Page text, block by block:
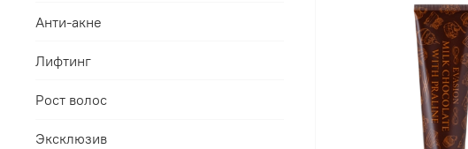
В корзину
Анти-акне
Лифтинг
Рост волос
Эксклюзив